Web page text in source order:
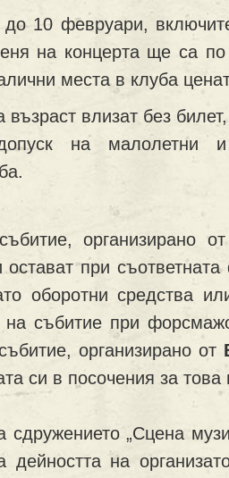
до 10 февруари,
на концерта ще са
места в клуба
влизат без
на малолетни
организирано
остават при
оборотни средства
събитие при
организирано от
си в посочения за това
сдружението „Сцена
дейността на